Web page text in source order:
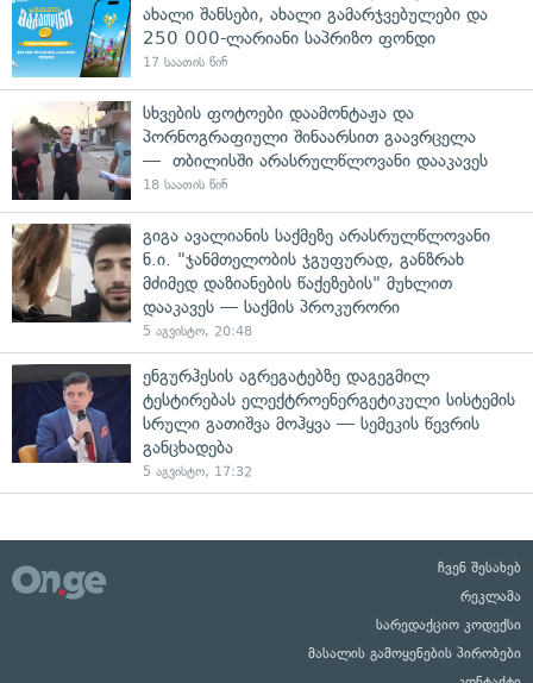
ახალი შანსები, ახალი გამარჯვებულები და
250 000-ლარიანი საპრიზო ფონდი
17 საათის წინ
სხვების ფოტოები დაამონტაჟა და
პორნოგრაფიული შინაარსით გაავრცელა
— თბილისში არასრულწლოვანი დააკავეს
18 საათის წინ
გიგა ავალიანის საქმეზე არასრულწლოვანი
ნ.ი. "ჯანმთელობის ჯგუფურად, განზრახ
მძიმედ დაზიანების წაქეზების" მუხლით
დააკავეს — საქმის პროკურორი
5 აგვისტო, 20:48
ენგურჰესის აგრეგატებზე დაგეგმილ
ტესტირებას ელექტროენერგეტიკული სისტემის
სრული გათიშვა მოჰყვა — სემეკის წევრის
განცხადება
5 აგვისტო, 17:32
ჩვენ შესახებ
რეკლამა
სარედაქციო კოდექსი
მასალის გამოყენების პირობები